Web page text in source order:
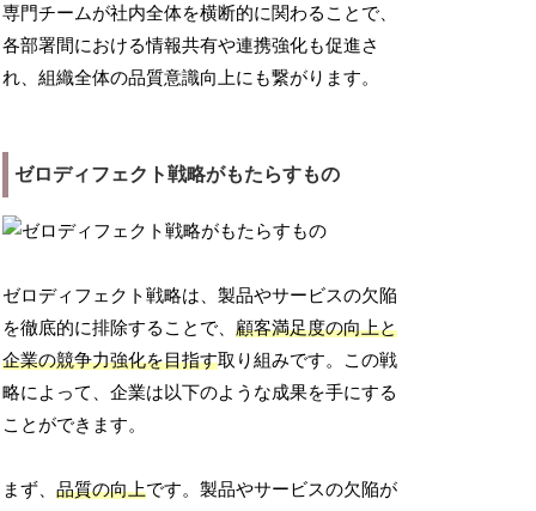
専門チームが社内全体を横断的に関わることで、
各部署間における情報共有や連携強化も促進さ
れ、組織全体の品質意識向上にも繋がります。
ゼロディフェクト戦略がもたらすもの
ゼロディフェクト戦略は、製品やサービスの欠陥
を徹底的に排除することで、顧客満足度の向上と
企業の競争力強化を目指す取り組みです。この戦
略によって、企業は以下のような成果を手にする
ことができます。
まず、品質の向上です。製品やサービスの欠陥が